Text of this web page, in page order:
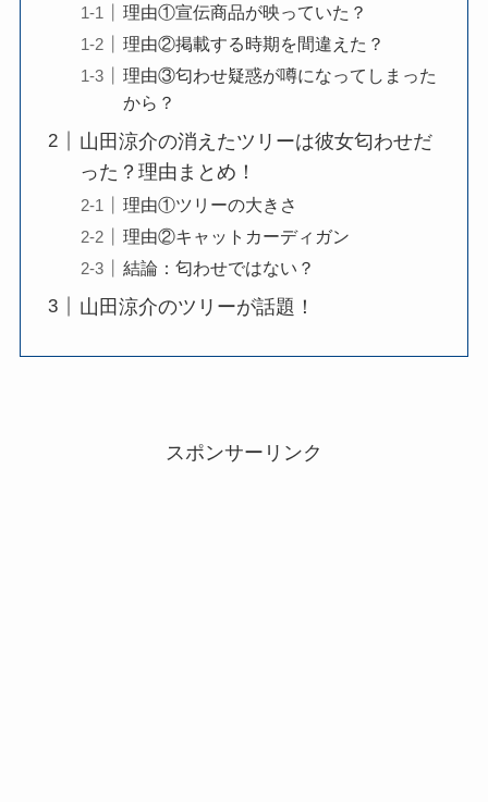
理由①宣伝商品が映っていた？
理由②掲載する時期を間違えた？
理由③匂わせ疑惑が噂になってしまった
から？
山田涼介の消えたツリーは彼女匂わせだ
った？理由まとめ！
理由①ツリーの大きさ
理由②キャットカーディガン
結論：匂わせではない？
山田涼介のツリーが話題！
スポンサーリンク